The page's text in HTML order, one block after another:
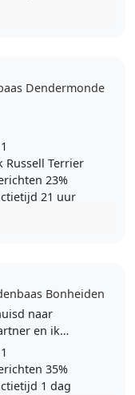
Dendermonde
Russell Terrier
23%
21 uur
Bonheiden
naar
en ik
afhankelijk
mee uit te
35%
1 dag